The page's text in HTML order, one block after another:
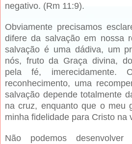
negativo. (Rm 11:9).
Obviamente precisamos
difere da salvação em nossa
salvação é uma dádiva, um
nós, fruto da Graça divina,
pela fé, imerecidamente.
reconhecimento, uma
salvação depende totalmente
na cruz, enquanto que o meu
minha fidelidade para Cristo na
Não podemos